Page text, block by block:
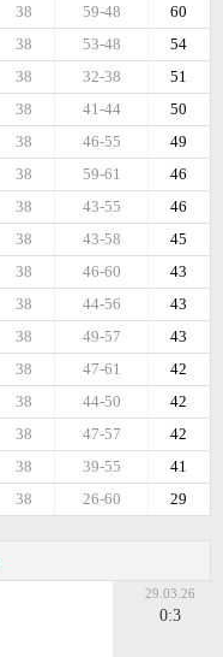
60
59-48
38
54
53-48
38
51
32-38
38
50
41-44
38
49
46-55
38
46
59-61
38
46
43-55
38
45
43-58
38
43
46-60
38
43
44-56
38
43
49-57
38
42
47-61
38
42
44-50
38
42
47-57
38
41
39-55
38
29
26-60
38
29.03.26
0:3